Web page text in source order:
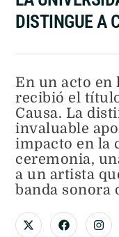
DISTINGUE A
En un acto en
recibió el
Causa. La
invaluable
impacto en la
ceremonia,
a un artista
banda sonora